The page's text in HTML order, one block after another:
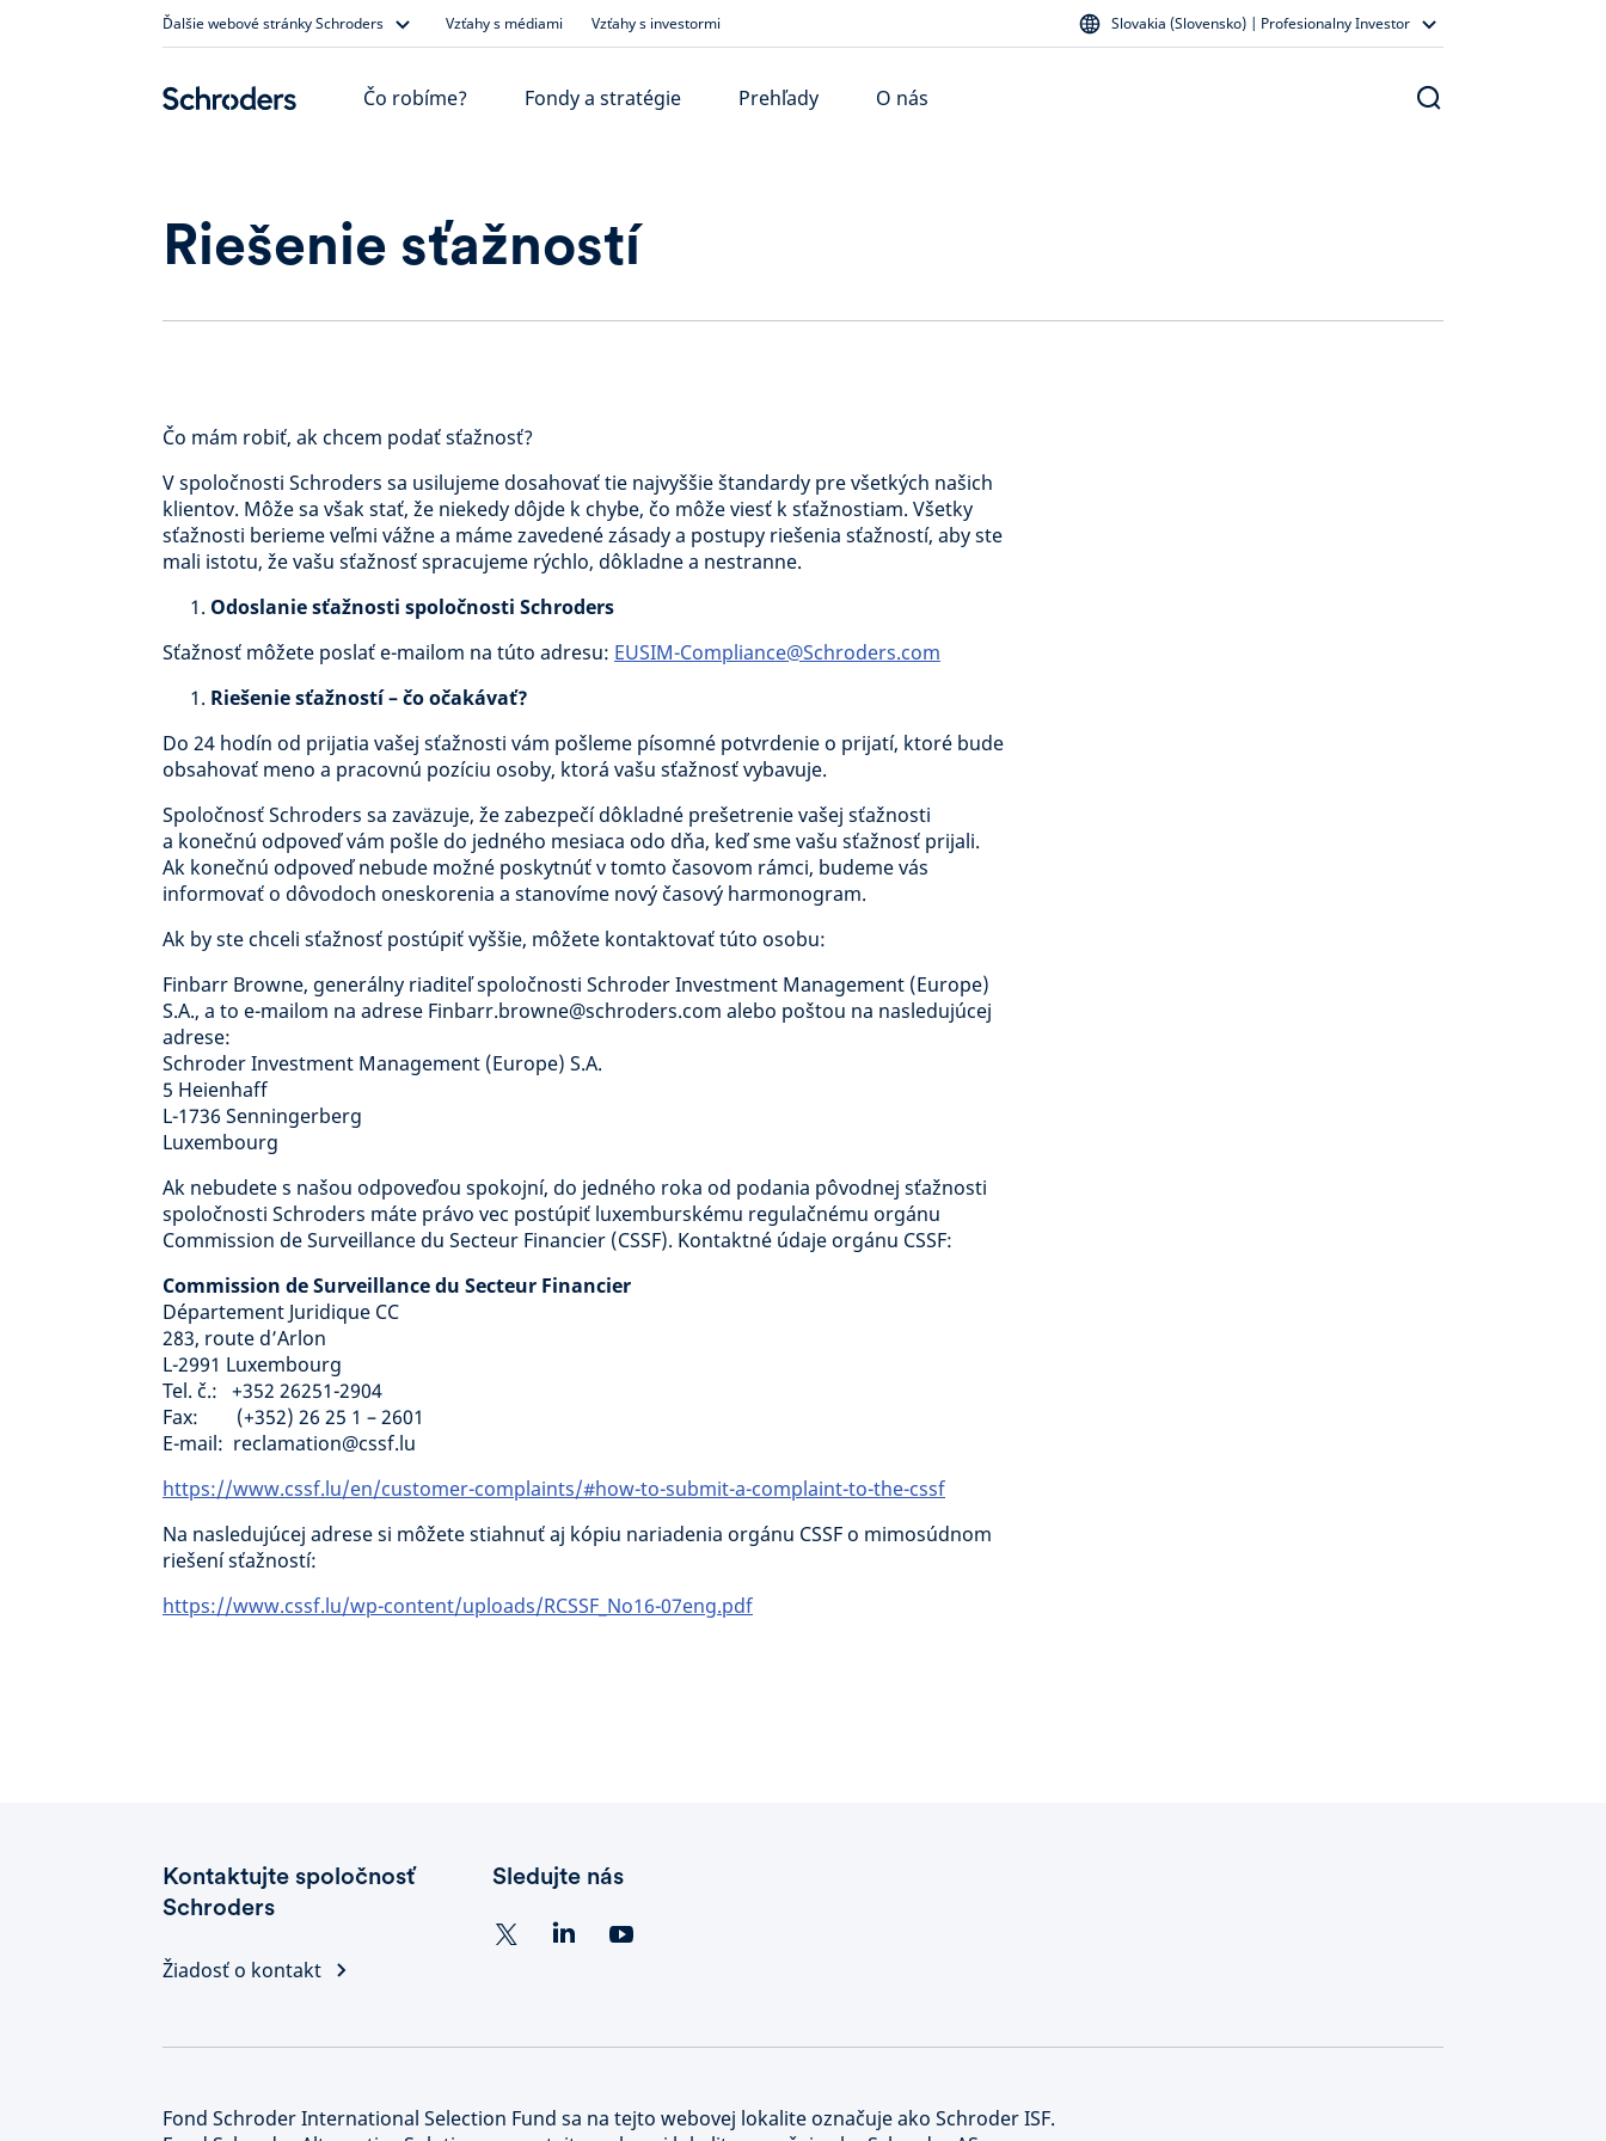
Ďalšie webové stránky Schroders Vzťahy s médiami Vzťahy s investormi Slovakia (Slovensko) | Profesionalny Investor
Čo robíme? Fondy a stratégie Prehľady O nás
Riešenie sťažností
Čo mám robiť, ak chcem podať sťažnosť?
V spoločnosti Schroders sa usilujeme dosahovať tie najvyššie štandardy pre všetkých našich
klientov. Môže sa však stať, že niekedy dôjde k chybe, čo môže viesť k sťažnostiam. Všetky
sťažnosti berieme veľmi vážne a máme zavedené zásady a postupy riešenia sťažností, aby ste
mali istotu, že vašu sťažnosť spracujeme rýchlo, dôkladne a nestranne.
Odoslanie sťažnosti spoločnosti Schroders
Sťažnosť môžete poslať e-mailom na túto adresu: EUSIM-Compliance@Schroders.com
Riešenie sťažností – čo očakávať?
Do 24 hodín od prijatia vašej sťažnosti vám pošleme písomné potvrdenie o prijatí, ktoré bude
obsahovať meno a pracovnú pozíciu osoby, ktorá vašu sťažnosť vybavuje.
Spoločnosť Schroders sa zaväzuje, že zabezpečí dôkladné prešetrenie vašej sťažnosti
a konečnú odpoveď vám pošle do jedného mesiaca odo dňa, keď sme vašu sťažnosť prijali.
Ak konečnú odpoveď nebude možné poskytnúť v tomto časovom rámci, budeme vás
informovať o dôvodoch oneskorenia a stanovíme nový časový harmonogram.
Ak by ste chceli sťažnosť postúpiť vyššie, môžete kontaktovať túto osobu:
Finbarr Browne, generálny riaditeľ spoločnosti Schroder Investment Management (Europe)
S.A., a to e-mailom na adrese Finbarr.browne@schroders.com alebo poštou na nasledujúcej
adrese:
Schroder Investment Management (Europe) S.A.
5 Heienhaff
L-1736 Senningerberg
Luxembourg
Ak nebudete s našou odpoveďou spokojní, do jedného roka od podania pôvodnej sťažnosti
spoločnosti Schroders máte právo vec postúpiť luxemburskému regulačnému orgánu
Commission de Surveillance du Secteur Financier (CSSF). Kontaktné údaje orgánu CSSF:
Commission de Surveillance du Secteur Financier
Département Juridique CC
283, route d’Arlon
L-2991 Luxembourg
Tel. č.: +352 26251-2904
Fax: (+352) 26 25 1 – 2601
E-mail: reclamation@cssf.lu
https://www.cssf.lu/en/customer-complaints/#how-to-submit-a-complaint-to-the-cssf
Na nasledujúcej adrese si môžete stiahnuť aj kópiu nariadenia orgánu CSSF o mimosúdnom
riešení sťažností:
https://www.cssf.lu/wp-content/uploads/RCSSF_No16-07eng.pdf
Kontaktujte spoločnosť
Schroders
Žiadosť o kontakt
Sledujte nás
Fond Schroder International Selection Fund sa na tejto webovej lokalite označuje ako Schroder ISF.